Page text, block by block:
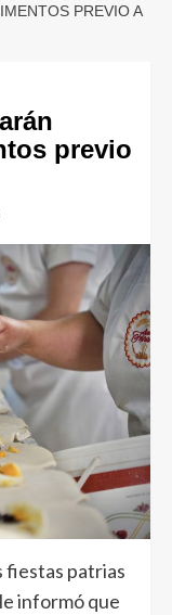
PREVIO A
previo
fiestas patrias
informó que